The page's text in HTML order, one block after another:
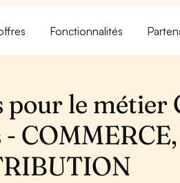
Fonctionnalités
pour le métier